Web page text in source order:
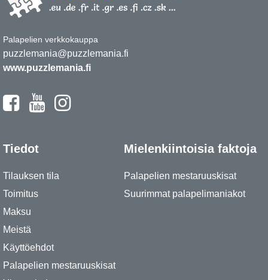
Palapelien verkkokauppa
puzzlemania@puzzlemania.fi
www.puzzlemania.fi
Tiedot
Tilauksen tila
Toimitus
Maksu
Meistä
Käyttöehdot
Palapelien mestaruuskisat
Mielenkiintoisia faktoja
Palapelien mestaruuskisat
Suurimmat palapelimaniakot